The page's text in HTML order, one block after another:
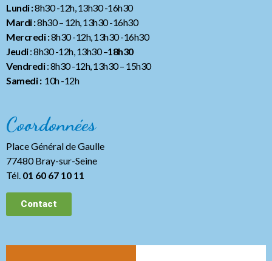
Lundi :8h30 -12h, 13h30 -16h30
Mardi :8h30 – 12h, 13h30 -16h30
Mercredi :8h30 -12h, 13h30 -16h30
Jeudi: 8h30 -12h, 13h30 –18h30
Vendredi: 8h30 -12h, 13h30– 15h30
Samedi :10h -12h
Coordonnées
Place Général de Gaulle
77480 Bray-sur-Seine
Tél. 01 60 67 10 11
Contact